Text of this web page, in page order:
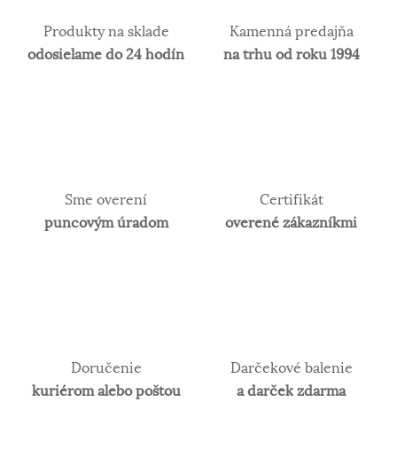
Produkty na sklade
odosielame do 24 hodín
Kamenná predajňa
na trhu od roku 1994
Sme overení
puncovým úradom
Certifikát
overené zákazníkmi
Doručenie
kuriérom alebo poštou
Darčekové balenie
a darček zdarma